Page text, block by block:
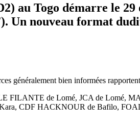
au Togo démarre le
Un nouveau format
généralement bien informées
FILANTE de Lomé, JCA de Lomé,
CDF HACKNOUR de Bafilo,